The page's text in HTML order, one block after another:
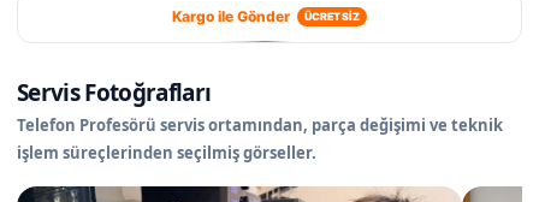
Kargo ile Gönder ÜCRETSİZ
Servis Fotoğrafları
Telefon Profesörü servis ortamından, parça değişimi ve teknik
işlem süreçlerinden seçilmiş görseller.